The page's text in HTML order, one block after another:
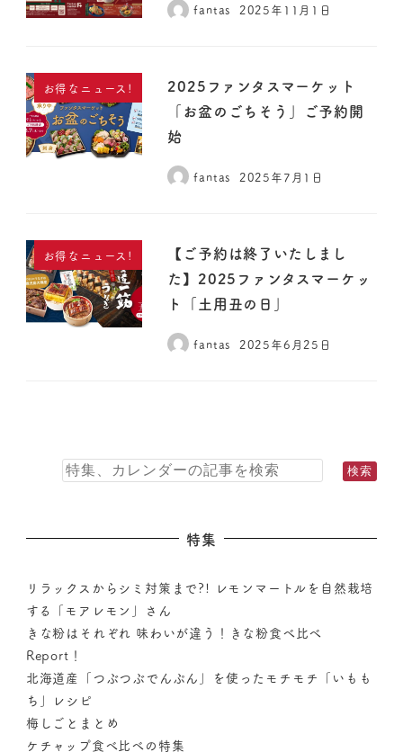
fantas 2025年11月1日
お得なニュース!
2025ファンタスマーケット
「お盆のごちそう」ご予約開
始
fantas 2025年7月1日
お得なニュース!
【ご予約は終了いたしまし
た】2025ファンタスマーケッ
ト「土用丑の日」
fantas 2025年6月25日
特集
リラックスからシミ対策まで?! レモンマートルを自然栽培
する「モアレモン」さん
きな粉はそれぞれ 味わいが違う！きな粉食べ比べ
Report！
北海道産「つぶつぶでんぷん」を使ったモチモチ「いもも
ち」レシピ
梅しごとまとめ
ケチャップ食べ比べの特集